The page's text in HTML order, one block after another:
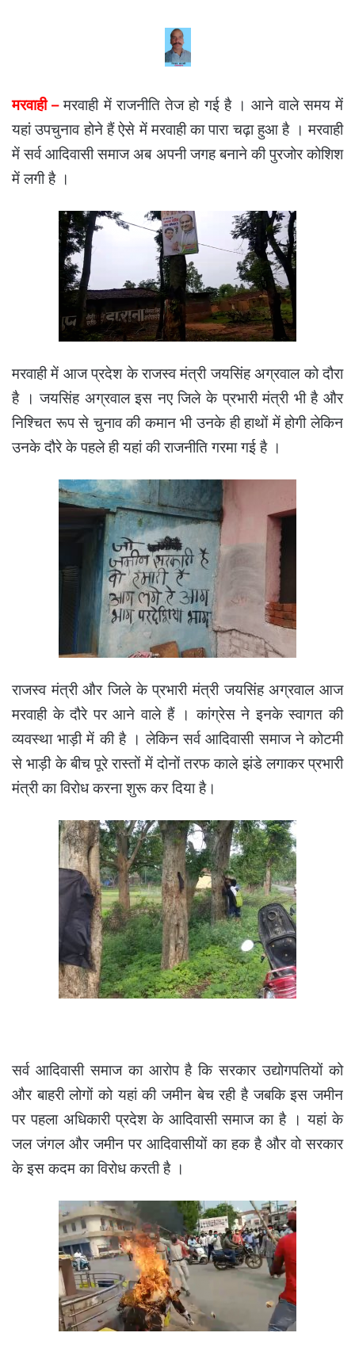
मरवाही –मरवाही में राजनीति तेज हो गई है । आने वाले समय में
यहां उपचुनाव होने हैं ऐसे में मरवाही का पारा चढ़ा हुआ है । मरवाही
में सर्व आदिवासी समाज अब अपनी जगह बनाने की पुरजोर कोशिश
में लगी है ।
मरवाही में आज प्रदेश के राजस्व मंत्री जयसिंह अग्रवाल को दौरा
है । जयसिंह अग्रवाल इस नए जिले के प्रभारी मंत्री भी है और
निश्चित रूप से चुनाव की कमान भी उनके ही हाथों में होगी लेकिन
उनके दौरे के पहले ही यहां की राजनीति गरमा गई है ।
राजस्व मंत्री और जिले के प्रभारी मंत्री जयसिंह अग्रवाल आज
मरवाही के दौरे पर आने वाले हैं । कांग्रेस ने इनके स्वागत की
व्यवस्था भाड़ी में की है । लेकिन सर्व आदिवासी समाज ने कोटमी
से भाड़ी के बीच पूरे रास्तों में दोनों तरफ काले झंडे लगाकर प्रभारी
मंत्री का विरोध करना शुरू कर दिया है।
सर्व आदिवासी समाज का आरोप है कि सरकार उद्योगपतियों को
और बाहरी लोगों को यहां की जमीन बेच रही है जबकि इस जमीन
पर पहला अधिकारी प्रदेश के आदिवासी समाज का है । यहां के
जल जंगल और जमीन पर आदिवासीयों का हक है और वो सरकार
के इस कदम का विरोध करती है ।